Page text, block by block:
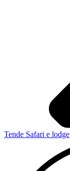
Tende Safari e lodge